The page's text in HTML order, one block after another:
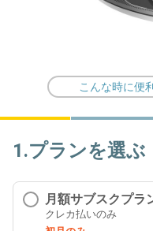
こんな時に便
1.プランを選ぶ
月額サブスクプラ
クレカ払いのみ